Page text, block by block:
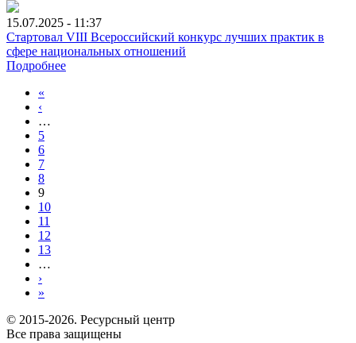
15.07.2025 - 11:37
Стартовал VIII Всероссийский конкурс лучших практик в
сфере национальных отношений
Подробнее
«
‹
…
5
6
7
8
9
10
11
12
13
…
›
»
© 2015-2026. Ресурсный центр
Все права защищены